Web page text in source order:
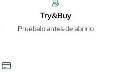
Try&Buy
Pruébalo antes de abrirlo